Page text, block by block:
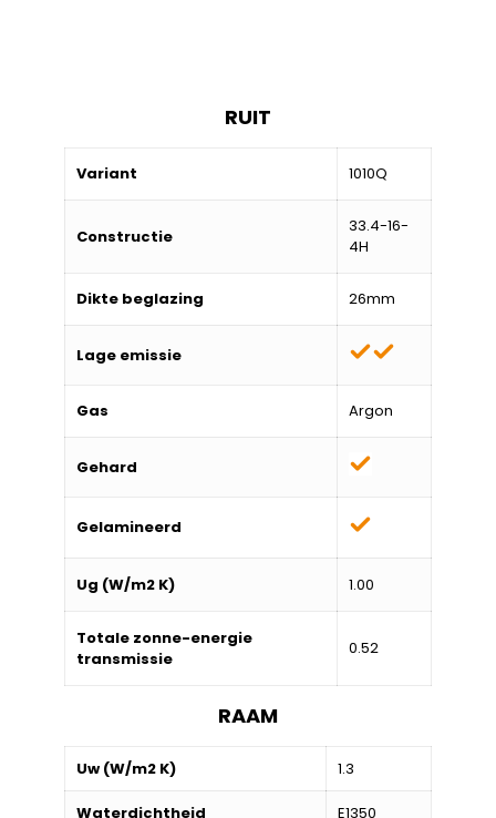
RUIT
Variant 1010Q
Constructie
33.4-16-
4H
Dikte beglazing 26mm
Lage emissie
Gas Argon
Gehard
Gelamineerd
Ug (W/m2 K) 1.00
Totale zonne-energie
transmissie
0.52
RAAM
Uw (W/m2 K) 1.3
Waterdichtheid E1350